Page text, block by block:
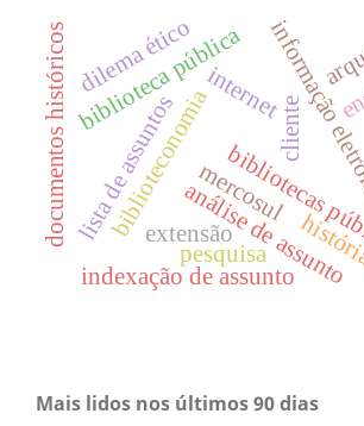
bibliotecas
cliente
mercosul
internet
biblioteca pública
análise de assunto
indexação de assunto
documentos históricos biblioteconomia
dilema ético
extensão
pesquisa
lista de assuntos
Mais lidos nos últimos 90 dias